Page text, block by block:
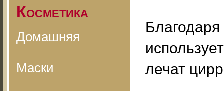
Косметика
Домашняя
Маски
лечат